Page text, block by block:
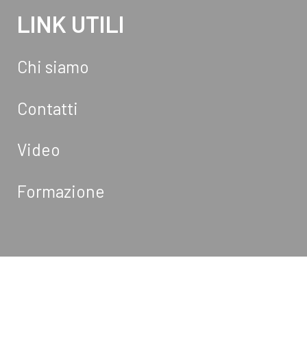
LINK UTILI
Chi siamo
Contatti
Video
Formazione